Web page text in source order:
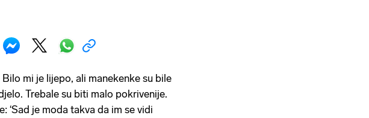
mi je lijepo, ali manekenke su bile
Trebale su biti malo pokrivenije.
‘Sad je moda takva da im se vidi